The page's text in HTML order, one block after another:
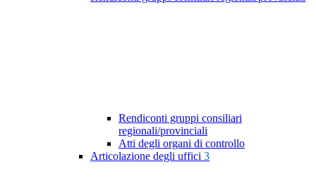
Rendiconti gruppi consiliari
regionali/provinciali
Atti degli organi di controllo
Articolazione degli uffici 3